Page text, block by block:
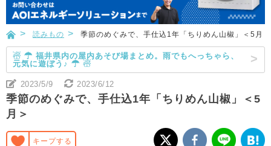
読みもの 季節のめぐみで、手仕込1年「ちりめん山椒」＜5月＞
☃ ☂ 福井県内の屋内あそび場まとめ。雨でもへっちゃら、
元気に遊ぼう♪ ☂ ☃
2023/5/9 2023/6/12
季節のめぐみで、手仕込1年「ちりめん山椒」＜5
月＞
キープする